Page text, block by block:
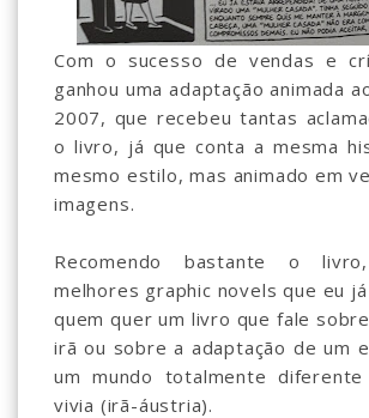
Com o sucesso de vendas e
ganhou uma adaptação animada
2007, que recebeu tantas
o livro, já que conta a mesma
mesmo estilo, mas animado em
imagens.
Recomendo bastante o
melhores graphic novels que eu
quem quer um livro que fale
irã ou sobre a adaptação de um
um mundo totalmente
vivia (irã-áustria).